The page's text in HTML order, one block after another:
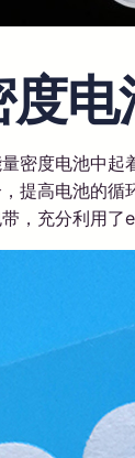
度
密度电池中
提高电池的
，充分利用了